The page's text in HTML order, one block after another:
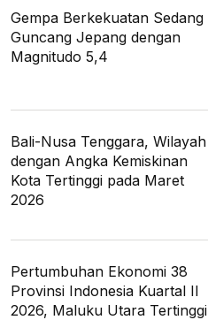
Gempa Berkekuatan Sedang
Guncang Jepang dengan
Magnitudo 5,4
Bali-Nusa Tenggara, Wilayah
dengan Angka Kemiskinan
Kota Tertinggi pada Maret
2026
Pertumbuhan Ekonomi 38
Provinsi Indonesia Kuartal II
2026, Maluku Utara Tertinggi